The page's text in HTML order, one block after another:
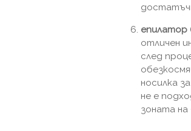
епилатор
отличен
след
носилка
не е
зоната на